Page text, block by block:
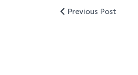
Previous Post